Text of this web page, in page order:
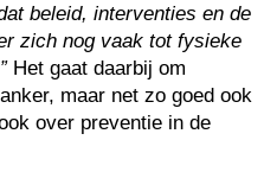
beleid, interventies en de
zich nog vaak tot fysieke
Het gaat daarbij om
maar net zo goed ook
over preventie in de